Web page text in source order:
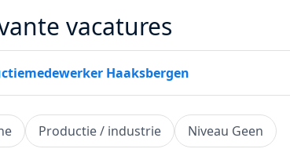
vacatures
Haaksbergen
Productie / industrie Niveau Geen